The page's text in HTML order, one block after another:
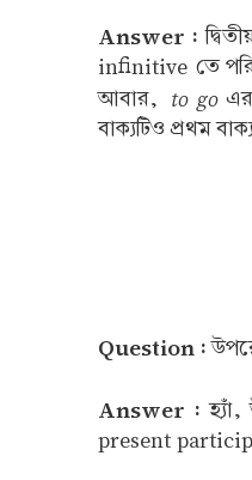
Answer :
infinitive তে
আবার, to goএর
বাক্যটিও প্রথম
Question :
Answer :
present